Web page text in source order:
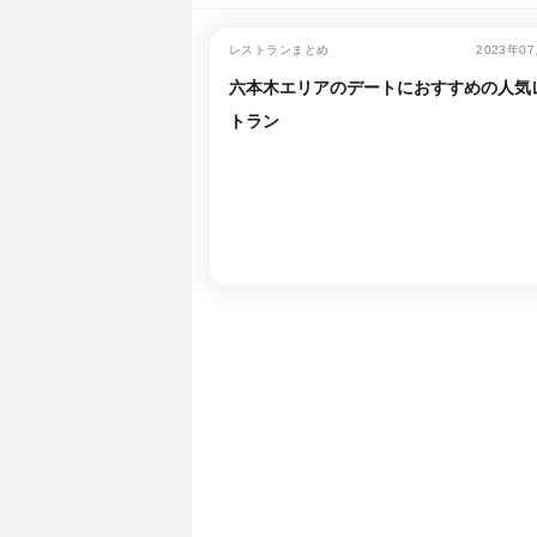
レストランまとめ 2023年07
六本木エリアのデートにおすすめの人気
トラン